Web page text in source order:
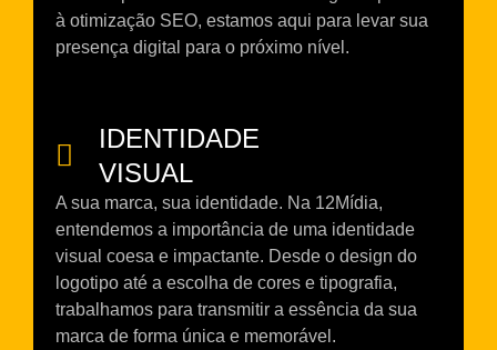
à otimização SEO, estamos aqui para levar sua
presença digital para o próximo nível.
IDENTIDADE
VISUAL
A sua marca, sua identidade. Na 12Mídia,
entendemos a importância de uma identidade
visual coesa e impactante. Desde o design do
logotipo até a escolha de cores e tipografia,
trabalhamos para transmitir a essência da sua
marca de forma única e memorável.